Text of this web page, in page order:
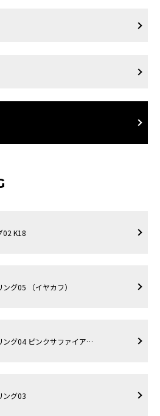
02 K18
ング05 （イヤカフ）
ング04 ピンクサファイア…
ング03